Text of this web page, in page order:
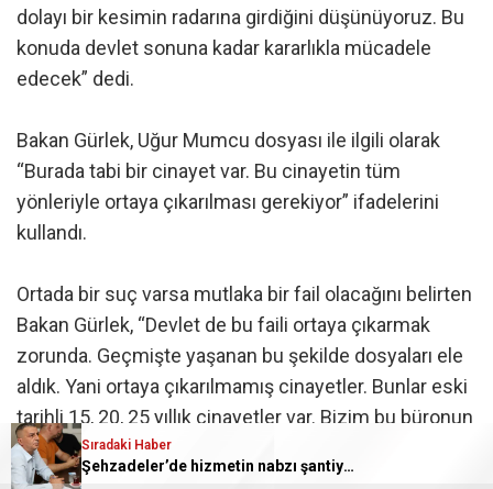
dolayı bir kesimin radarına girdiğini düşünüyoruz. Bu
konuda devlet sonuna kadar kararlıkla mücadele
edecek” dedi.
Bakan Gürlek, Uğur Mumcu dosyası ile ilgili olarak
“Burada tabi bir cinayet var. Bu cinayetin tüm
yönleriyle ortaya çıkarılması gerekiyor” ifadelerini
kullandı.
Ortada bir suç varsa mutlaka bir fail olacağını belirten
Bakan Gürlek, “Devlet de bu faili ortaya çıkarmak
zorunda. Geçmişte yaşanan bu şekilde dosyaları ele
aldık. Yani ortaya çıkarılmamış cinayetler. Bunlar eski
tarihli 15, 20, 25 yıllık cinayetler var. Bizim bu büronun
kuruluş amacı bu mücadelede sonuna kadar
kararlılıkla mücadele etmek, üzerine gitmek, karanlık
Sıradaki Haber
Şehzadeler’de hizmetin nabzı şantiyede tutuldu